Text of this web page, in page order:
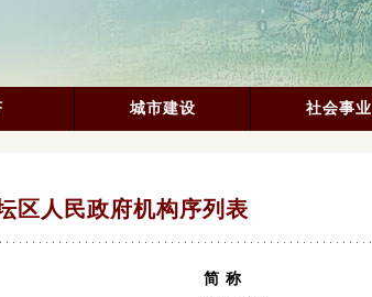
城市建设 社会事业
区人民政府机构序列表
简 称